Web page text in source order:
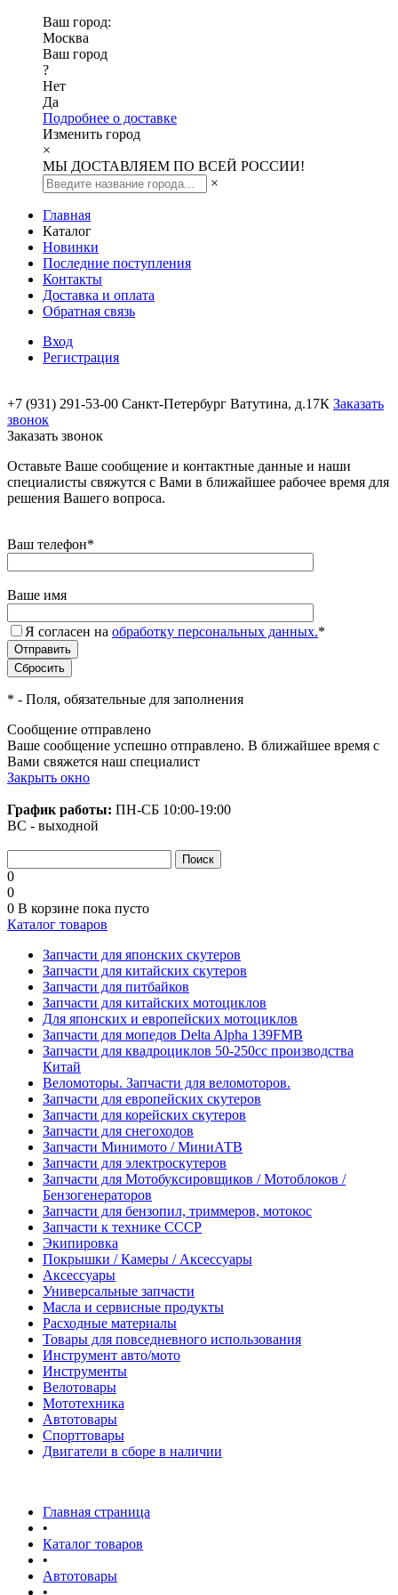
Ваш город:
Москва
Ваш город
?
Нет
Да
Подробнее о доставке
Изменить город
×
МЫ ДОСТАВЛЯЕМ ПО ВСЕЙ РОССИИ!
×
Главная
Каталог
Новинки
Последние поступления
Контакты
Доставка и оплата
Обратная связь
Вход
Регистрация
+7 (931) 291-53-00 Санкт-Петербург Ватутина, д.17К Заказать
звонок
Заказать звонок
Оставьте Ваше сообщение и контактные данные и наши
специалисты свяжутся с Вами в ближайшее рабочее время для
решения Вашего вопроса.
Ваш телефон*
Ваше имя
Я согласен на обработку персональных данных.*
* - Поля, обязательные для заполнения
Сообщение отправлено
Ваше сообщение успешно отправлено. В ближайшее время с
Вами свяжется наш специалист
Закрыть окно
График работы: ПН-СБ 10:00-19:00
ВС - выходной
0
0
0 В корзине пока пусто
Каталог товаров
Запчасти для японских скутеров
Запчасти для китайских скутеров
Запчасти для питбайков
Запчасти для китайских мотоциклов
Для японских и европейских мотоциклов
Запчасти для мопедов Delta Alpha 139FMB
Запчасти для квадроциклов 50-250сс производства
Китай
Веломоторы. Запчасти для веломоторов.
Запчасти для европейских скутеров
Запчасти для корейских скутеров
Запчасти для снегоходов
Запчасти Минимото / МиниАТВ
Запчасти для электроскутеров
Запчасти для Мотобуксировщиков / Мотоблоков /
Бензогенераторов
Запчасти для бензопил, триммеров, мотокос
Запчасти к технике СССР
Экипировка
Покрышки / Камеры / Аксессуары
Аксессуары
Универсальные запчасти
Масла и сервисные продукты
Расходные материалы
Товары для повседневного использования
Инструмент авто/мото
Инструменты
Велотовары
Мототехника
Автотовары
Спорттовары
Двигатели в сборе в наличии
Главная страница
•
Каталог товаров
•
Автотовары
•